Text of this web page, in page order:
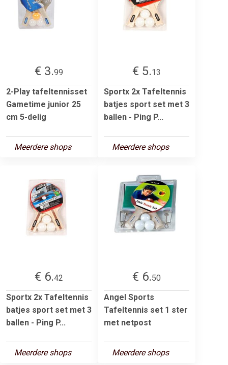
€ 3.99
2-Play tafeltennisset
Gametime junior 25
cm 5-delig
Meerdere shops
€ 5.13
Sportx 2x Tafeltennis
batjes sport set met 3
ballen - Ping P...
Meerdere shops
€ 6.42
Sportx 2x Tafeltennis
batjes sport set met 3
ballen - Ping P...
Meerdere shops
€ 6.50
Angel Sports
Tafeltennis set 1 ster
met netpost
Meerdere shops